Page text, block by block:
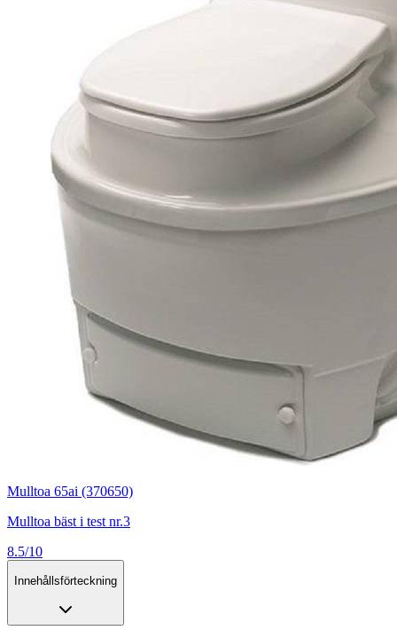
Mulltoa 65ai (370650)
Mulltoa bäst i test nr.3
8.5/10
Innehållsförteckning